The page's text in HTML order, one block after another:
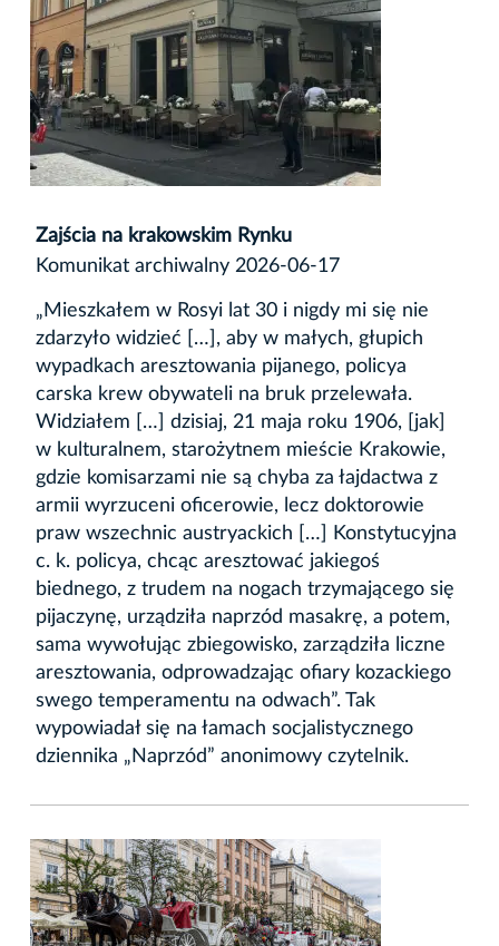
Zajścia na krakowskim Rynku
Komunikat archiwalny 2026-06-17
„Mieszkałem w Rosyi lat 30 i nigdy mi się nie
zdarzyło widzieć […], aby w małych, głupich
wypadkach aresztowania pijanego, policya
carska krew obywateli na bruk przelewała.
Widziałem […] dzisiaj, 21 maja roku 1906, [jak]
w kulturalnem, starożytnem mieście Krakowie,
gdzie komisarzami nie są chyba za łajdactwa z
armii wyrzuceni oficerowie, lecz doktorowie
praw wszechnic austryackich […] Konstytucyjna
c. k. policya, chcąc aresztować jakiegoś
biednego, z trudem na nogach trzymającego się
pijaczynę, urządziła naprzód masakrę, a potem,
sama wywołując zbiegowisko, zarządziła liczne
aresztowania, odprowadzając ofiary kozackiego
swego temperamentu na odwach”. Tak
wypowiadał się na łamach socjalistycznego
dziennika „Naprzód” anonimowy czytelnik.